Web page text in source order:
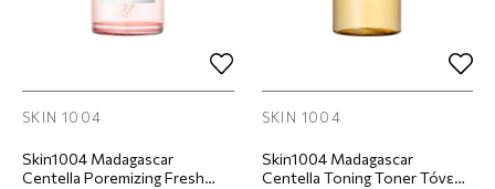
SKIN 1004
Skin1004 Madagascar
Centella Poremizing Fresh
SKIN 1004
Skin1004 Madagascar
Centella Toning Toner Τόνερ